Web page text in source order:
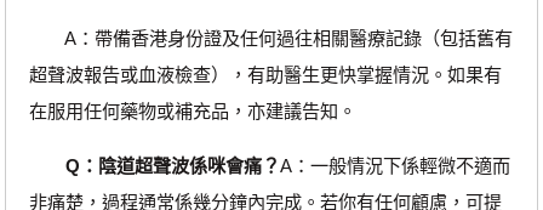
A：帶備香港身份證及任何過往相關醫療記錄（包括舊有
超聲波報告或血液檢查），有助醫生更快掌握情況。如果有
在服用任何藥物或補充品，亦建議告知。
Q：陰道超聲波係咪會痛？A：一般情況下係輕微不適而
非痛楚，過程通常係幾分鐘內完成。若你有任何顧慮，可提